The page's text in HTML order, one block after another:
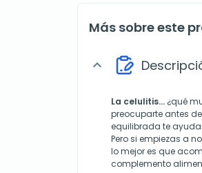
Más sobre este
expand_more
La celulitis... ¿qué
preocuparte antes
equilibrada te
Pero si empiezas a
lo mejor es que
complemento